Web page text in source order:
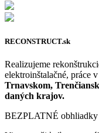
RECONSTRUCT.sk
Realizujeme
elektroinštalačné, práce v
Trnavskom,
daných krajov.
BEZPLATNÉ obhliadky